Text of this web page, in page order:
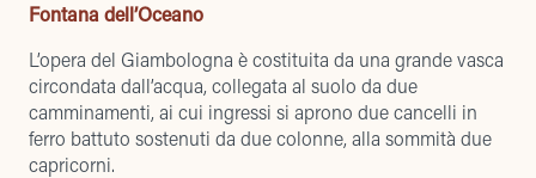
Fontana dell’Oceano
L’opera del Giambologna è costituita da una grande vasca
circondata dall’acqua, collegata al suolo da due
camminamenti, ai cui ingressi si aprono due cancelli in
ferro battuto sostenuti da due colonne, alla sommità due
capricorni.